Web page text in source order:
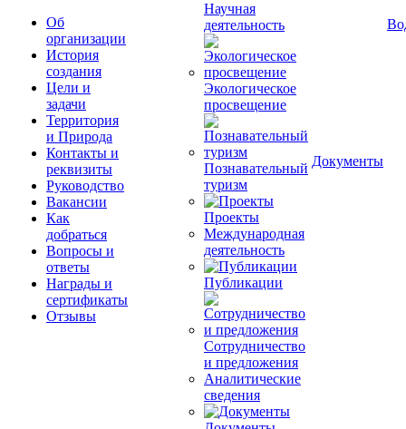
Об
организации
История
создания
Цели и
задачи
Территория
и Природа
Контакты и
реквизиты
Руководство
Вакансии
Как
добраться
Вопросы и
ответы
Награды и
сертификаты
Отзывы
Научная
деятельность
Экологическое
просвещение
Познавательный
туризм
Проекты
Международная
деятельность
Публикации
Сотрудничество
и предложения
Аналитические
сведения
Документы